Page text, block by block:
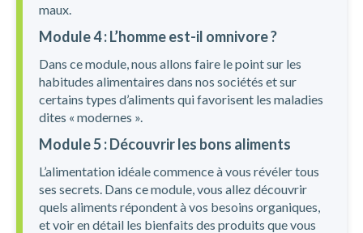
maux.
Module 4 : L’homme est-il omnivore ?
Dans ce module, nous allons faire le point sur les
habitudes alimentaires dans nos sociétés et sur
certains types d’aliments qui favorisent les maladies
dites « modernes ».
Module 5 : Découvrir les bons aliments
L’alimentation idéale commence à vous révéler tous
ses secrets. Dans ce module, vous allez découvrir
quels aliments répondent à vos besoins organiques,
et voir en détail les bienfaits des produits que vous